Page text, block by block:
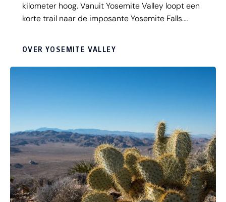
kilometer hoog. Vanuit Yosemite Valley loopt een
korte trail naar de imposante Yosemite Falls.
OVER YOSEMITE VALLEY